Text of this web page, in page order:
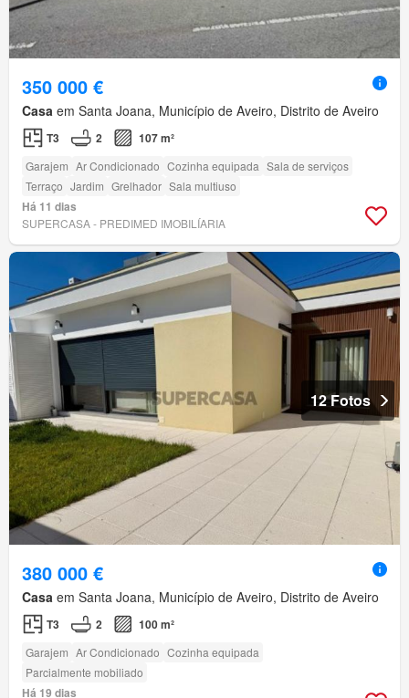
350 000 €
Casa em Santa Joana, Município de Aveiro, Distrito de Aveiro
T3 2 107 m²
Garajem Ar Condicionado Cozinha equipada Sala de serviços
Terraço Jardim Grelhador Sala multiuso
Há 11 dias
SUPERCASA - PREDIMED IMOBILÍARIA
12 Fotos
380 000 €
Casa em Santa Joana, Município de Aveiro, Distrito de Aveiro
T3 2 100 m²
Garajem Ar Condicionado Cozinha equipada
Parcialmente mobiliado
Há 19 dias